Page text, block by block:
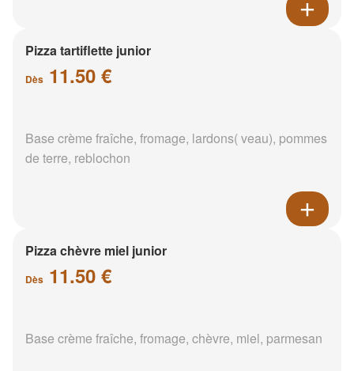
Pizza tartiflette junior
Dès 11.50 €
Base crème fraîche, fromage, lardons( veau), pommes
de terre, reblochon
Pizza chèvre miel junior
Dès 11.50 €
Base crème fraîche, fromage, chèvre, miel, parmesan